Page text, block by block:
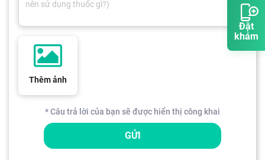
Đặt
khám
Thêm ảnh
* Câu trả lời của bạn sẽ được hiển thị công khai
GỬI